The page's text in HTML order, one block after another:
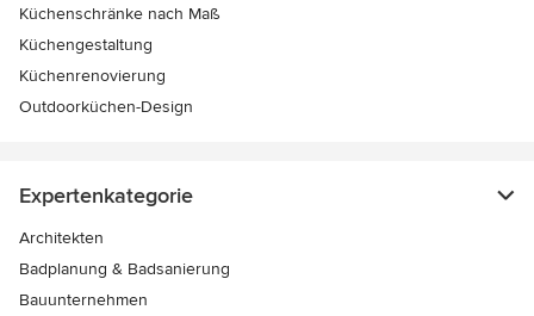
Küchenschränke nach Maß
Küchengestaltung
Küchenrenovierung
Outdoorküchen-Design
Expertenkategorie
Architekten
Badplanung & Badsanierung
Bauunternehmen